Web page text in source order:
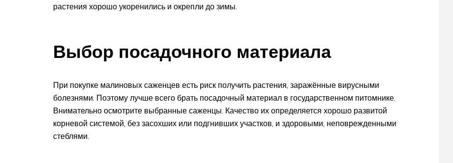
растения хорошо укоренились и окрепли до зимы.
Выбор посадочного материала
При покупке малиновых саженцев есть риск получить растения, заражённые вирусными
болезнями. Поэтому лучше всего брать посадочный материал в государственном питомнике.
Внимательно осмотрите выбранные саженцы. Качество их определяется хорошо развитой
корневой системой, без засохших или подгнивших участков, и здоровыми, неповрежденными
стеблями.